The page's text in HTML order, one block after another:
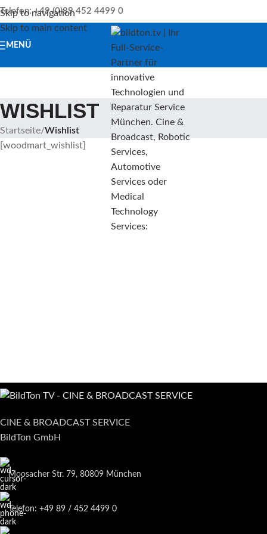
Skip to navigation
Skip to main content
Telefon: +49 (0)89 452 4499 0
MENÜ
WISHLIST
Startseite/Wishlist
[woodmart_wishlist]
CINE & BROADCAST SERVICE
BildTon GmbH
Moosacher Str. 79, 80809 München
Telefon: +49 89 / 452 4499 0